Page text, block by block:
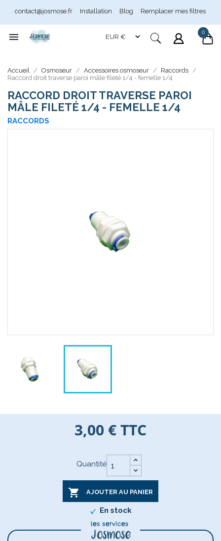
contact@josmose.fr Installation Blog Remplacer mes filtres
 0
Accueil Osmoseur Accessoires osmoseur
Raccords
Raccord droit traverse paroi mâle fileté 1/4 - femelle 1/4
RACCORD DROIT TRAVERSE PAROI
MÂLE FILETÉ 1/4 - FEMELLE 1/4
RACCORDS
3,00 €TTC
Quantité
 AJOUTER AU PANIER
En stock